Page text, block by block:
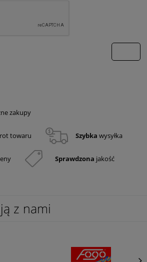
zakupy
towaru Szybka wysyłka
Sprawdzona jakość
z nami